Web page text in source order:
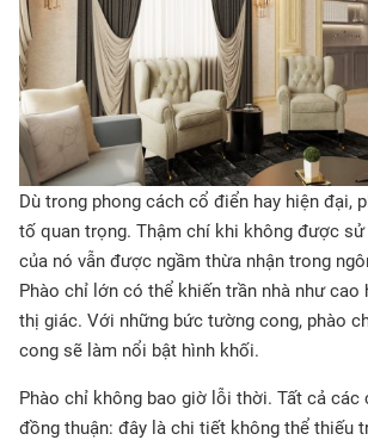
Dù trong phong cách cổ điển hay hiện đại,
tố quan trọng. Thậm chí khi không được sử
của nó vẫn được ngầm thừa nhận trong
Phào chỉ lớn có thể khiến trần nhà như cao
thị giác. Với những bức tường cong, phào
cong sẽ làm nổi bật hình khối.
Phào chỉ không bao giờ lỗi thời. Tất cả các
đồng thuận: đây là chi tiết không thể thiếu